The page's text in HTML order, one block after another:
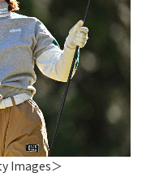
Images＞